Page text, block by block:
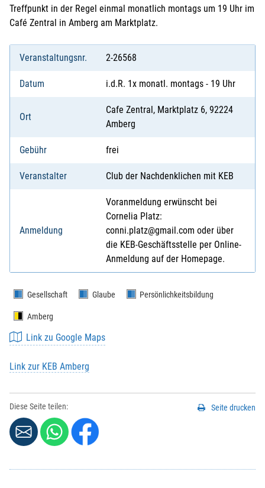
Treffpunkt in der Regel einmal monatlich montags um 19 Uhr im
Café Zentral in Amberg am Marktplatz.
Veranstaltungsnr. 2-26568
Datum i.d.R. 1x monatl. montags - 19 Uhr
Ort
Cafe Zentral, Marktplatz 6, 92224
Amberg
Gebühr frei
Veranstalter Club der Nachdenklichen mit KEB
Anmeldung
Voranmeldung erwünscht bei
Cornelia Platz:
conni.platz@gmail.com oder über
die KEB-Geschäftsstelle per Online-
Anmeldung auf der Homepage.
Gesellschaft Glaube Persönlichkeitsbildung
Amberg
Link zu Google Maps
Link zur KEB Amberg
Diese Seite teilen: Seite drucken